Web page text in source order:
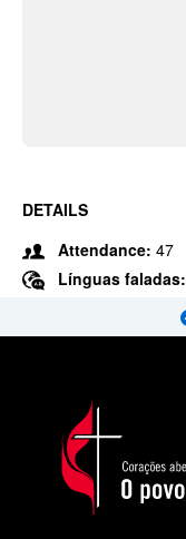
DETAILS
Attendance: 47
Línguas faladas: